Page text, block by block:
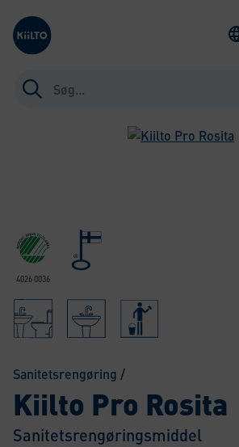
Kiilto Denmark
Søg
efter:
4026 0036
Sanitetsrengøring /
Kiilto Pro Rosita
Sanitetsrengøringsmiddel